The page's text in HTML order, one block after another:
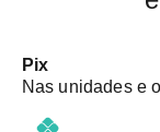
Pix
Nas unidades e